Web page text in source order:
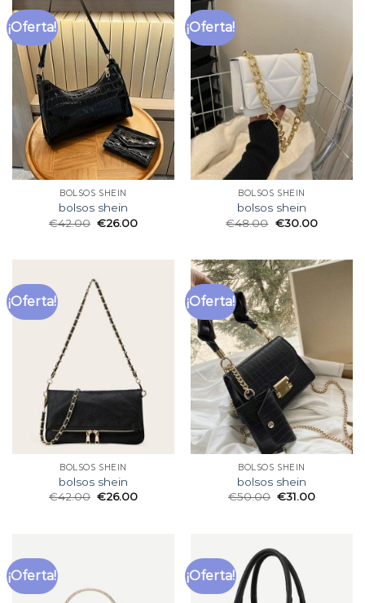
¡Oferta!
BOLSOS SHEIN
bolsos shein
€42.00 €26.00
¡Oferta!
BOLSOS SHEIN
bolsos shein
€48.00 €30.00
¡Oferta!
BOLSOS SHEIN
bolsos shein
€42.00 €26.00
¡Oferta!
BOLSOS SHEIN
bolsos shein
€50.00 €31.00
¡Oferta! ¡Oferta!